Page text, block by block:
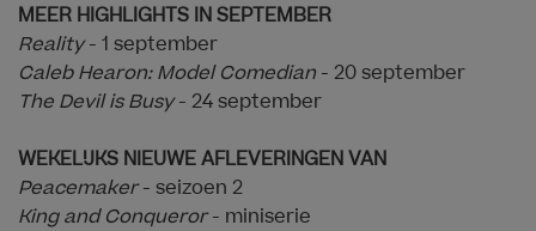
MEER HIGHLIGHTS IN SEPTEMBER
Reality- 1 september
Caleb Hearon: Model Comedian - 20 september
The Devil is Busy- 24 september
WEKELIJKS NIEUWE AFLEVERINGEN VAN
Peacemaker- seizoen 2
King and Conqueror- miniserie